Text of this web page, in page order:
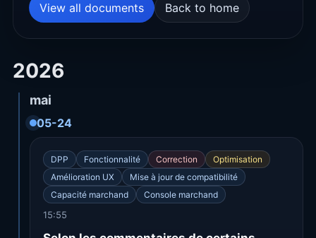
View all documents Back to home
2026
mai
05-24
DPP Fonctionnalité Correction
Optimisation
Amélioration UX
Mise à jour de compatibilité
Capacité marchand
Console marchand
15:55